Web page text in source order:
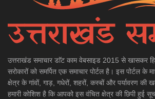
उत्तराखंड समाचार डाॅट काम वेबसाइड 2015 से खासकर
सरोकारों को समर्पित एक समाचार पोर्टल है। इस पोर्टल के
क्षेत्र के गांवों, गाड़, गधेरों, शहरों, कस्बों और पर्यावरण की
हमारी कोशिश है कि आपको इस वंचित क्षेत्र की छिपी हुई